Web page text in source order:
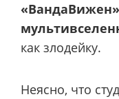
«ВандаВижен»
как злодейку.
Неясно, что